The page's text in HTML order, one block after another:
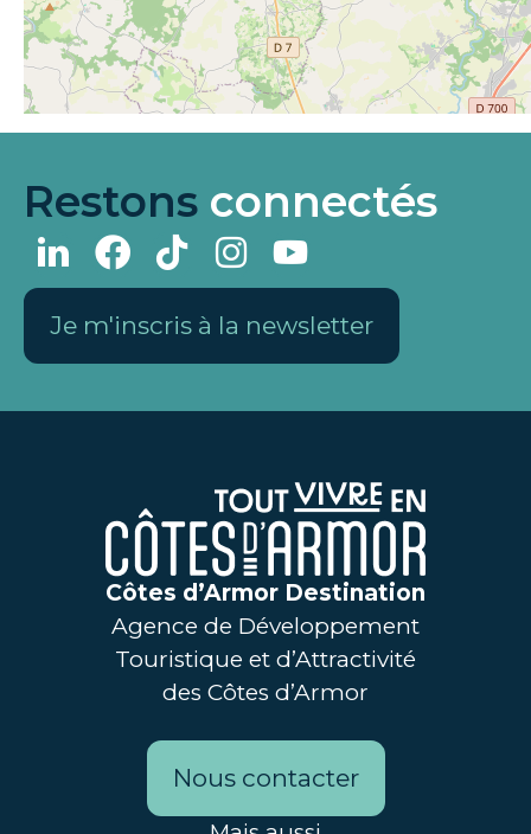
Restons connectés
Je m'inscris à la newsletter
Côtes d’Armor Destination
Agence de Développement
Touristique et d’Attractivité
des Côtes d’Armor
Nous contacter